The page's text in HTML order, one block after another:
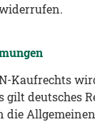
Kaufrechts
gilt deutsches
die Allgemeinen